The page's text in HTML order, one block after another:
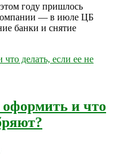
году пришлось
— в июле ЦБ
банки и снятие
и что